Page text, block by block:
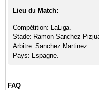
Lieu du Match:
Compétition: LaLiga.
Stade: Ramon Sanchez
Arbitre: Sanchez Martinez
Pays: Espagne.
FAQ